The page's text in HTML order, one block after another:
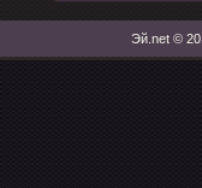
Эй.net ©